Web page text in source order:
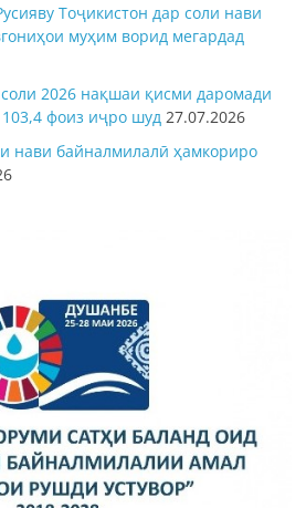
Тоҷикистон дар соли нави
муҳим ворид мегардад
2026 нақшаи қисми даромади
фоиз иҷро шуд 27.07.2026
нави байналмилалӣ ҳамкориро